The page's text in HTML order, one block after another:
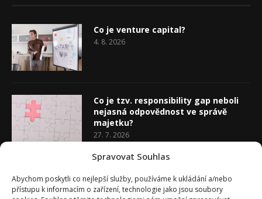
Spravovat Souhlas
Abychom poskytli co nejlepší služby, používáme k ukládání a/nebo
přístupu k informacím o zařízení, technologie jako jsou soubory
Co je venture capital?
4. 8. 2026
Co je tzv. responsibility gap neboli
nejasná odpovědnost ve správě
majetku?
27. 7. 2026
20. 7. 2026